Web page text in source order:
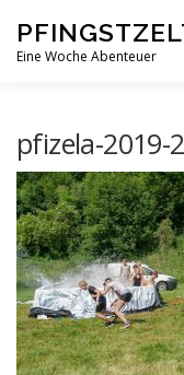
Inhalt
springen
Eine Woche Abenteuer
pfizela-2019-